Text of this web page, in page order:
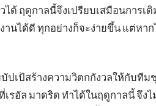
ได้ ฤดูกาลนี้จึงเปรียบเสมือนการ
านได้ดี ทุกอย่างก็จะง่ายขึ้น แต่หา
ปเป้สร้างความวิตกกังวลให้กับที
เรอัล มาดริด ทำได้ในฤดูกาลนี้ จึง